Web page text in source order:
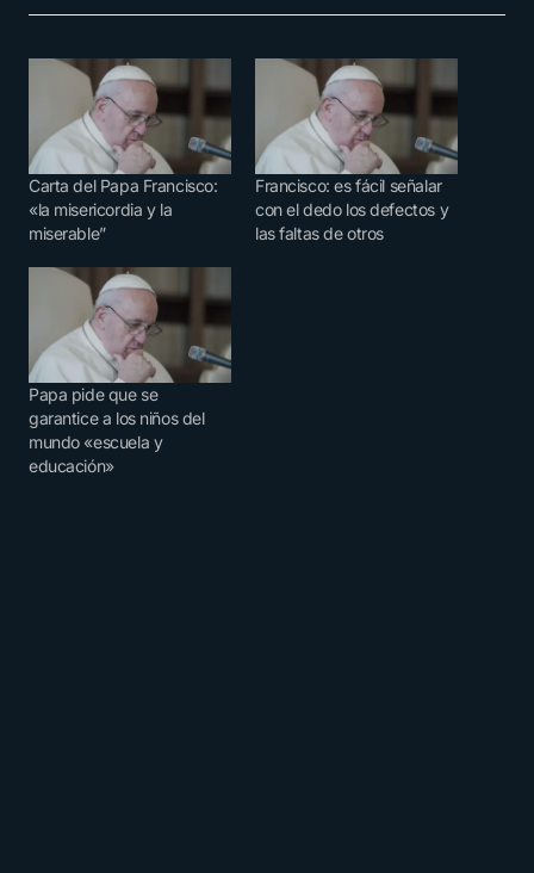
Carta del Papa Francisco:
«la misericordia y la
miserable”
Francisco: es fácil señalar
con el dedo los defectos y
las faltas de otros
Papa pide que se
garantice a los niños del
mundo «escuela y
educación»